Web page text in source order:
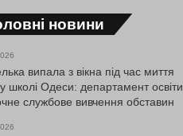
новини
випала з вікна під час миття
у школі Одеси: департамент освіти
службове вивчення обставин